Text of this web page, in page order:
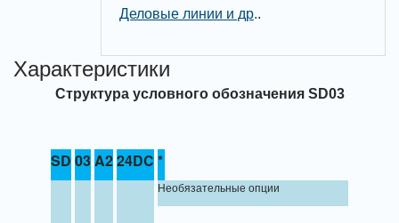
Деловые линии и др..
Характеристики
Структура условного обозначения SD03
SD 03A224DC *
Необязательные опции